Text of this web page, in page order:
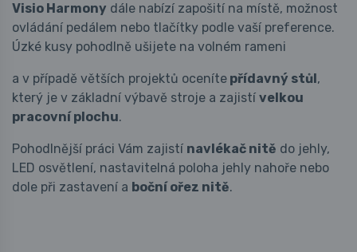
Visio Harmony dále nabízí zapošití na místě, možnost
ovládání pedálem nebo tlačítky podle vaší preference.
Úzké kusy pohodlně ušijete na volném rameni
a v případě větších projektů oceníte přídavný stůl ,
který je v základní výbavě stroje a zajistí velkou
pracovní plochu.
Pohodlnější práci Vám zajistí navlékač nitě do jehly,
LED osvětlení, nastavitelná poloha jehly nahoře nebo
dole při zastavení a boční ořez nitě.